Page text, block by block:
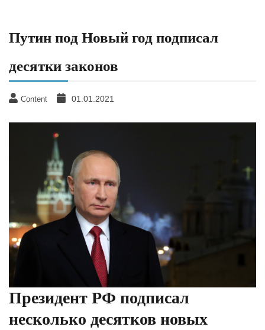
Путин под Новый год подписал
десятки законов
Content 01.01.2021
Президент РФ подписал
несколько десятков новых